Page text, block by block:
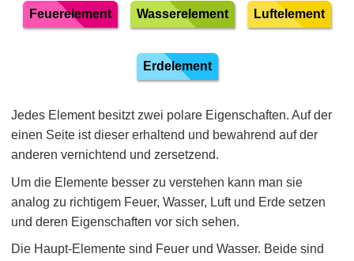
Feuerelement Wasserelement Luftelement
Erdelement
Jedes Element besitzt zwei polare Eigenschaften. Auf der
einen Seite ist dieser erhaltend und bewahrend auf der
anderen vernichtend und zersetzend.
Um die Elemente besser zu verstehen kann man sie
analog zu richtigem Feuer, Wasser, Luft und Erde setzen
und deren Eigenschaften vor sich sehen.
Die Haupt-Elemente sind Feuer und Wasser. Beide sind